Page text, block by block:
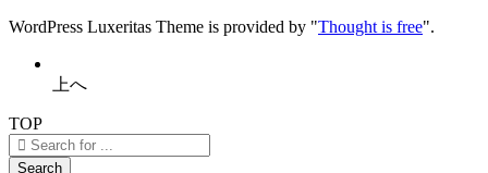
WordPress Luxeritas Theme is provided by "Thought is free".
上へ
TOP